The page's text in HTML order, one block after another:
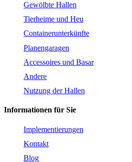
Gewölbte Hallen
Tierheime und Heu
Containerunterkünfte
Planengaragen
Accessoires und Basar
Andere
Nutzung der Hallen
Informationen für Sie
Implementierungen
Kontakt
Blog